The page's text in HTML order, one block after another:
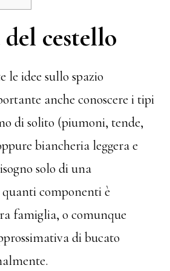
cestello
le idee sullo spazio
anche conoscere i tipi
di solito (piumoni, tende,
biancheria leggera e
solo di una
componenti è
famiglia, o comunque
di bucato